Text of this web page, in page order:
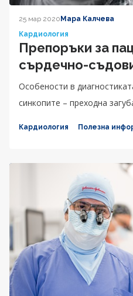
25 мар 2020 Мара Калчева
Кардиология
Препоръки за
сърдечно-
Особености в
синкопите – преходна
Кардиология Полезна